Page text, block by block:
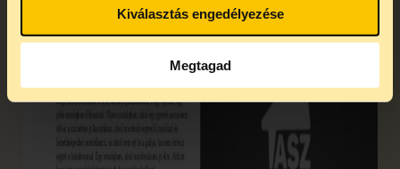
Kiválasztás engedélyezése
Megtagad